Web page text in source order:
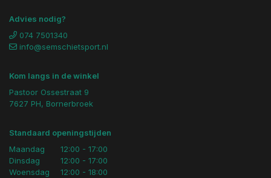
Advies nodig?
074 7501340
info@semschietsport.nl
Kom langs in de winkel
Pastoor Ossestraat 9
7627 PH, Bornerbroek
Standaard openingstijden
Maandag
Dinsdag
Woensdag
12:00 - 17:00
12:00 - 17:00
12:00 - 18:00